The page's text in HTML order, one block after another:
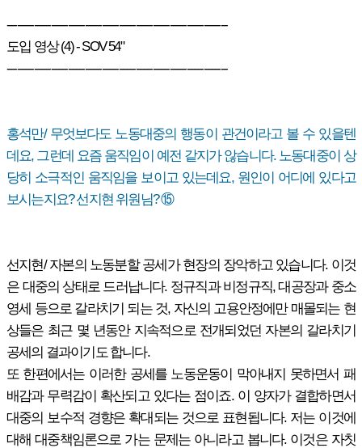
-----------------------------------------------------------------
도입 영상 (4) - SOV 54"
-----------------------------------------------------------------
홍석만/ 무엇보다도 노동대중의 행동이 관건이라고 볼 수 있을텐
데요, 그런데 요즘 움직임이 예전 같지가 않습니다. 노동대중이 상
당히 소극적인 움직임을 보이고 있는데요, 원인이 어디에 있다고
보시는지요? 선지현 위원님? ⑮
선지현/ 자본의 노동분할 공세가 현장의 장악하고 있습니다. 이것
은 대중의 상태로 드러납니다. 정규직과 비정규직, 대공장과 중소
영세 등으로 갈라치기 되는 것, 자신의 고용안정에만 매몰되는 현
상들은 최근 몇 년동안 지속적으로 전개되었던 자본의 갈라치기
공세의 결과이기도 합니다.
또 한편에서는 이러한 공세를 노동운동이 막아내지 못하면서 패
배감과 무력감이 확산되고 있다는 점이죠. 이 양자가 결합하면서
대중의 보수적 경향은 확대되는 것으로 표현됩니다. 저는 이것에
대해 대중책임론으로 가는 문제는 아니라고 봅니다. 이것은 자칫